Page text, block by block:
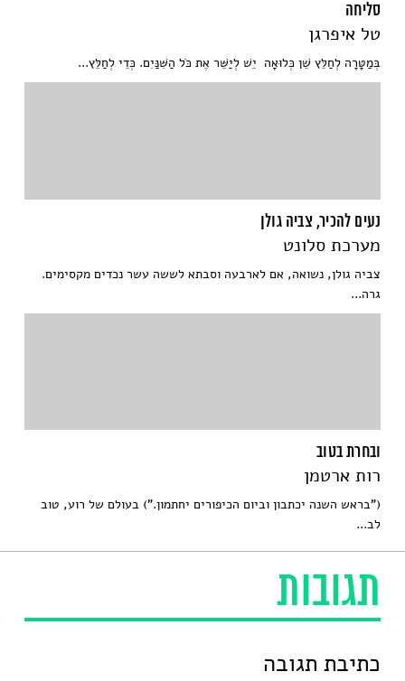
תגובות
כתיבת תגובה
סליחה
טל איפרגן
בְּמַטָּרָה לְחַלֵּץ שֵׁן כְּלוּאָה יֵשׁ לְיַשֵּׁר אֶת כֹּל הַשִּׁנַּיִם. כְּדֵי לְחַלֵּץ...
נעים להכיר, צביה גולן
מערכת סלונט
צביה גולן, נשואה, אם לארבעה וסבתא לששה עשר נכדים מקסימים.
גרה...
ובחרת בטוב
רות ארטמן
("בראש השנה יכתבון וביום הכיפורים יחתמון.") בעולם של רוע, טוב
לב...